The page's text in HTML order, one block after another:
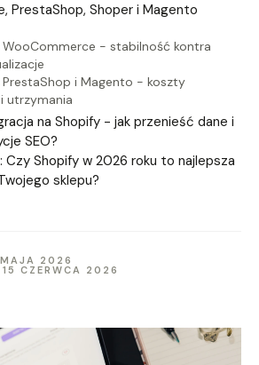
PrestaShop, Shoper i Magento
- stabilność kontra
i Magento - koszty
utrzymania
na Shopify - jak przenieść dane i
SEO?
Czy Shopify w 2026 roku to najlepsza
sklepu?
MAJA 2026
CZERWCA 2026